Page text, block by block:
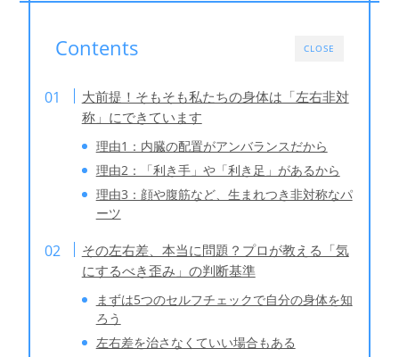
CLOSE
Contents
大前提！そもそも私たちの身体は「左右非対
称」にできています
理由1：内臓の配置がアンバランスだから
理由2：「利き手」や「利き足」があるから
理由3：顔や腹筋など、生まれつき非対称なパ
ーツ
その左右差、本当に問題？プロが教える「気
にするべき歪み」の判断基準
まずは5つのセルフチェックで自分の身体を知
ろう
左右差を治さなくていい場合もある